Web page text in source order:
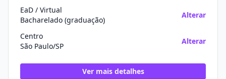
EaD / Virtual
Bacharelado (graduação)
Alterar
Centro
São Paulo/SP
Alterar
Ver mais detalhes